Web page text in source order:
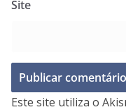
Site
Este site utiliza o